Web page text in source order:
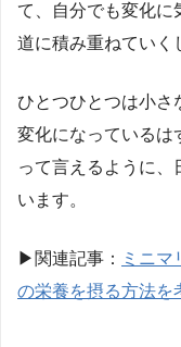
て、自分でも変化に
道に積み重ねていく
ひとつひとつは小さ
変化になっているは
って言えるように、
います。
▶︎関連記事：
ミニマ
の栄養を摂る方法を